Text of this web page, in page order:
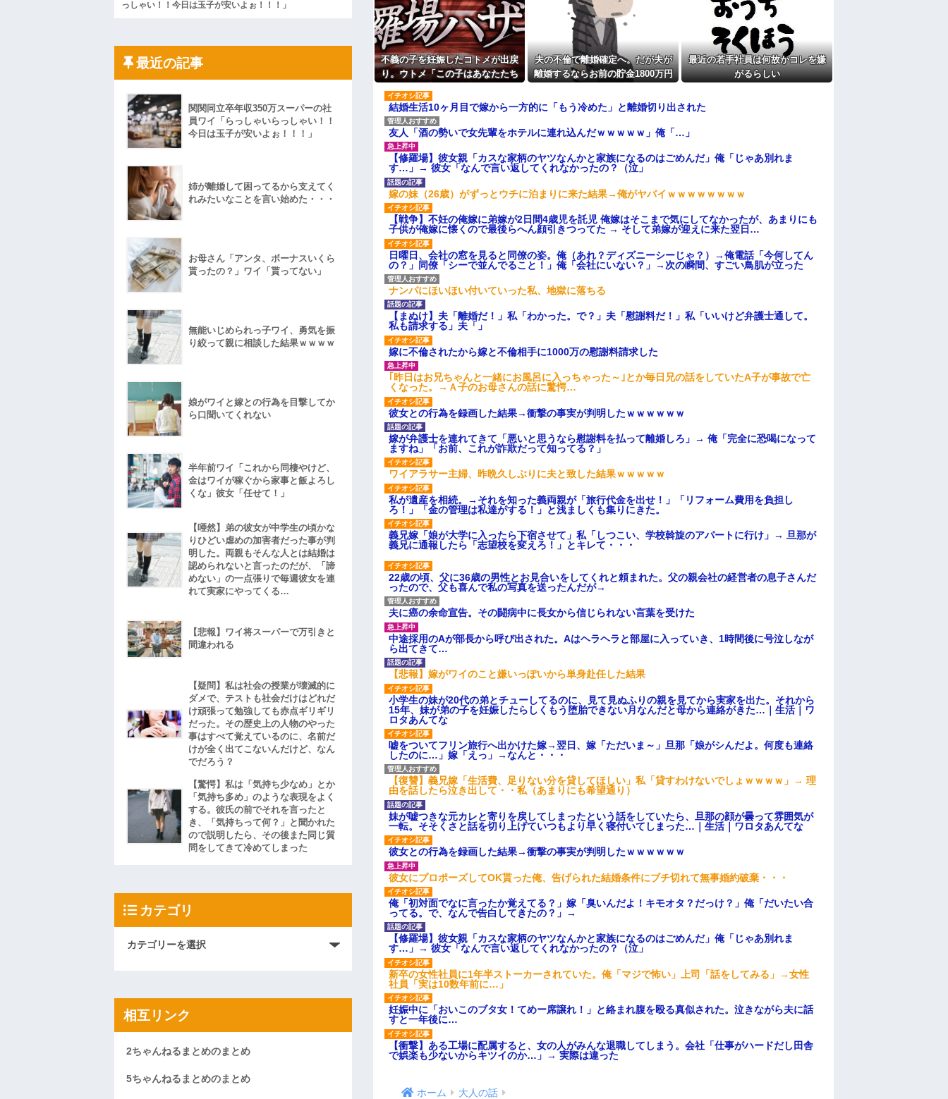
【悲報】 マイナ保険証のクソぶり、バレるｗｗｗｗｗｗｗｗｗ
ハードオフに売っていた4万4000円のフィギュアがヤバすぎるｗｗｗｗｗｗ
私「ちょっと、人の家の金庫触らないでよ！」キチママ『そこに金庫があっ
たから、開けてみようとしただけ☆』義兄「泥は出てけ！二度と来るな！」結
果・・・
私「初めて飲む味だけどなんのお茶？」彼「ちっ！」私「」
【GIF】JSのカンチョーワロタ
後続車にクラクションを鳴らされ彼氏が逆切れ。「何クラクション鳴らして
んだ！降りてこいよ！」と怒鳴りだし...
【衝撃】報酬100万円超の治験募集がこちらｗｗｗｗｗ(※画像あり)
【ネット騒然】惨殺されたタワマン頂き女子のこの動画、すげえええええｗ
【愕然】白のクラウン俺氏、高速道路左車線を制限速度で走った結果
wwwwwwwwwwww
百年の恋12-899 食べた量を張り合ってくる
【悲報】佐藤輝明・・・２軍でも盛大にやらかす←あまり悲しませないでく
んちだけ。私の母「可哀想。孫ちゃんと一緒にＴＤＬに連れて行ってあげた
い」→Ａママに烈火の如くキレられた
こども園から孫が怪我した迎えにと連絡あり。石をどかしてミミズ集め足の
上に石を落としたそうな
主な税金の成り立ちを調べてみたよ
ら笑いが漏れてしまい…
不義の子を妊娠したコトメが出戻
り。ウトメ「この子はあなたたち
とう」私「勝手に決めないで！」
→修羅場になり…
夫の不倫で離婚確定へ。だが夫が
離婚するならお前の貯金1800万円
最近の若手社員は何故かコレを嫌
がるらしい
結婚生活10ヶ月目で嫁から一方的に「もう冷めた」と離婚切り出された
友人「酒の勢いで女先輩をホテルに連れ込んだｗｗｗｗｗ」俺「…」
【修羅場】彼女親「カスな家柄のヤツなんかと家族になるのはごめんだ」俺「じゃあ別れま
す…」→ 彼女「なんで言い返してくれなかったの？（泣」
嫁の妹（26歳）がずっとウチに泊まりに来た結果→俺がヤバイｗｗｗｗｗｗｗｗ
【戦争】不妊の俺嫁に弟嫁が2日間4歳児を託児 俺嫁はそこまで気にしてなかったが、あまりにも
子供が俺嫁に懐くので最後らへん顔引きつってた → そして弟嫁が迎えに来た翌日…
日曜日、会社の窓を見ると同僚の姿。俺（あれ？ディズニーシーじゃ？）→俺電話「今何してん
の？」同僚「シーで並んでること！」俺「会社にいない？」→次の瞬間、すごい鳥肌が立った
ナンパにほいほい付いていった私、地獄に落ちる
【まぬけ】夫「離婚だ！」私「わかった。で？」夫「慰謝料だ！」私「いいけど弁護士通して。
私も請求する」夫「」
嫁に不倫されたから嫁と不倫相手に1000万の慰謝料請求した
｢昨日はお兄ちゃんと一緒にお風呂に入っちゃった～｣とか毎日兄の話をしていたA子が事故で亡
くなった。→Ａ子のお母さんの話に驚愕…
彼女との行為を録画した結果→衝撃の事実が判明したｗｗｗｗｗｗ
嫁が弁護士を連れてきて「悪いと思うなら慰謝料を払って離婚しろ」→ 俺「完全に恐喝になって
ますね」「お前、これが詐欺だって知ってる？」
ワイアラサー主婦、昨晩久しぶりに夫と致した結果ｗｗｗｗｗ
私が遺産を相続。→それを知った義両親が「旅行代金を出せ！」「リフォーム費用を負担し
ろ！」「金の管理は私達がする！」と浅ましくも集りにきた。
義兄嫁「娘が大学に入ったら下宿させて」私「しつこい、学校斡旋のアパートに行け」→ 旦那が
義兄に通報したら「志望校を変えろ！」とキレて・・・
22歳の頃、父に36歳の男性とお見合いをしてくれと頼まれた。父の親会社の経営者の息子さんだ
ったので、父も喜んで私の写真を送ったんだが→
夫に癌の余命宣告。その闘病中に長女から信じられない言葉を受けた
中途採用のAが部長から呼び出された。Aはヘラヘラと部屋に入っていき、1時間後に号泣しなが
ら出てきて…
【悲報】嫁がワイのこと嫌いっぽいから単身赴任した結果
小学生の妹が20代の弟とチューしてるのに、見て見ぬふりの親を見てから実家を出た。それから
15年、妹が弟の子を妊娠したらしくもう堕胎できない月なんだと母から連絡がきた…｜生活｜ワ
ロタあんてな
嘘をついてフリン旅行へ出かけた嫁→翌日、嫁「ただいま～」旦那「娘がシんだよ。何度も連絡
したのに…」嫁「えっ」→なんと・・・
【復讐】義兄嫁「生活費、足りない分を貸してほしい」私「貸すわけないでしょｗｗｗｗ」→ 理
由を話したら泣き出して・・私（あまりにも希望通り）
妹が嘘つきな元カレと寄りを戻してしまったという話をしていたら、旦那の顔が曇って雰囲気が
一転。そそくさと話を切り上げていつもより早く寝付いてしまった…｜生活｜ワロタあんてな
彼女との行為を録画した結果→衝撃の事実が判明したｗｗｗｗｗｗ
彼女にプロポーズしてOK貰った俺、告げられた結婚条件にブチ切れて無事婚約破棄・・・
俺「初対面でなに言ったか覚えてる？」嫁「臭いんだよ！キモオタ？だっけ？」俺「だいたい合
ってる。で、なんで告白してきたの？」→
【修羅場】彼女親「カスな家柄のヤツなんかと家族になるのはごめんだ」俺「じゃあ別れま
す…」→ 彼女「なんで言い返してくれなかったの？（泣」
新卒の女性社員に1年半ストーカーされていた。俺「マジで怖い」上司「話をしてみる」→女性
社員「実は10数年前に…」
妊娠中に「おいこのブタ女！てめー席譲れ！」と絡まれ腹を殴る真似された。泣きながら夫に話
すと一年後に…
【衝撃】ある工場に配属すると、女の人がみんな退職してしまう。会社「仕事がハードだし田舎
で娯楽も少ないからキツイのか…」→ 実際は違った
ホーム 大人の話
っしゃい！！今日は玉子が安いよぉ！！！」
最近の記事
関関同立卒年収350万スーパーの社
員ワイ「らっしゃいらっしゃい！！
今日は玉子が安いよぉ！！！」
姉が離婚して困ってるから支えてく
れみたいなことを言い始めた・・・
お母さん「アンタ、ボーナスいくら
貰ったの？」ワイ「貰ってない」
無能いじめられっ子ワイ、勇気を振
り絞って親に相談した結果ｗｗｗｗ
娘がワイと嫁との行為を目撃してか
ら口聞いてくれない
半年前ワイ「これから同棲やけど、
金はワイが稼ぐから家事と飯よろし
くな」彼女「任せて！」
【唖然】弟の彼女が中学生の頃かな
りひどい虐めの加害者だった事が判
明した。両親もそんな人とは結婚は
認められないと言ったのだが、「諦
めない」の一点張りで毎週彼女を連
れて実家にやってくる…
【悲報】ワイ将スーパーで万引きと
間違われる
【疑問】私は社会の授業が壊滅的に
ダメで、テストも社会だけはどれだ
け頑張って勉強しても赤点ギリギリ
だった。その歴史上の人物のやった
事はすべて覚えているのに、名前だ
けが全く出てこないんだけど、なん
でだろう？
【驚愕】私は「気持ち少なめ」とか
「気持ち多め」のような表現をよく
する。彼氏の前でそれを言ったと
き、「気持ちって何？」と聞かれた
ので説明したら、その後また同じ質
問をしてきて冷めてしまった
カテゴリ
相互リンク
2ちゃんねるまとめのまとめ
5ちゃんねるまとめのまとめ